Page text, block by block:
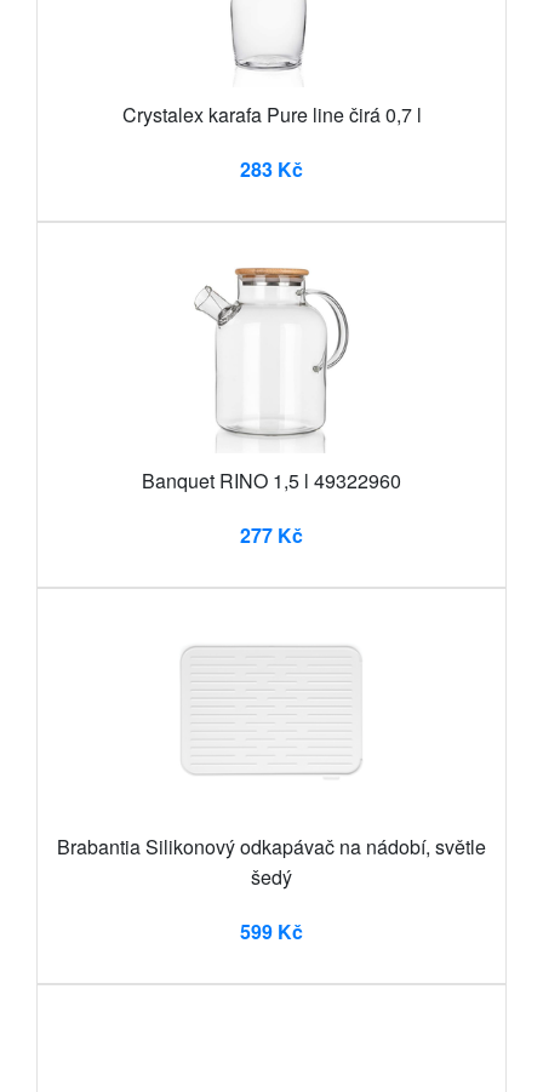
Crystalex karafa Pure line čirá 0,7 l
283 Kč
Banquet RINO 1,5 l 49322960
277 Kč
Brabantia Silikonový odkapávač na nádobí, světle
šedý
599 Kč